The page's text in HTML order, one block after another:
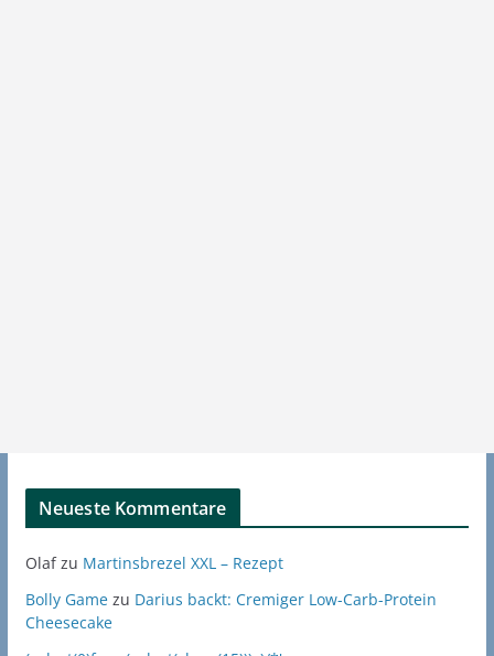
Neueste Kommentare
Olafzu Martinsbrezel XXL – Rezept
Bolly Gamezu Darius backt: Cremiger Low-Carb-Protein
Cheesecake